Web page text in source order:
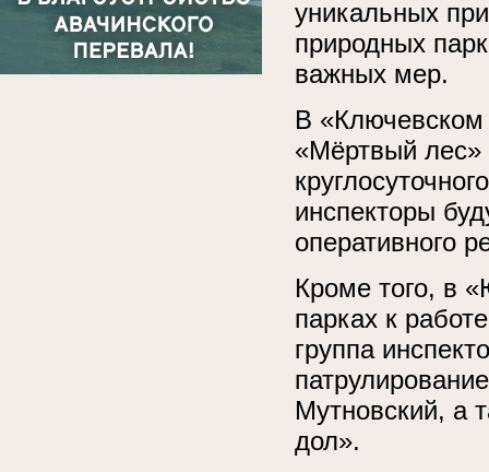
уникальных
природных
важных мер.
В «Ключевском
«Мёртвый лес»
инспекторы
оперативного
Кроме того, в
парках к
группа
Мутновский, а
дол».